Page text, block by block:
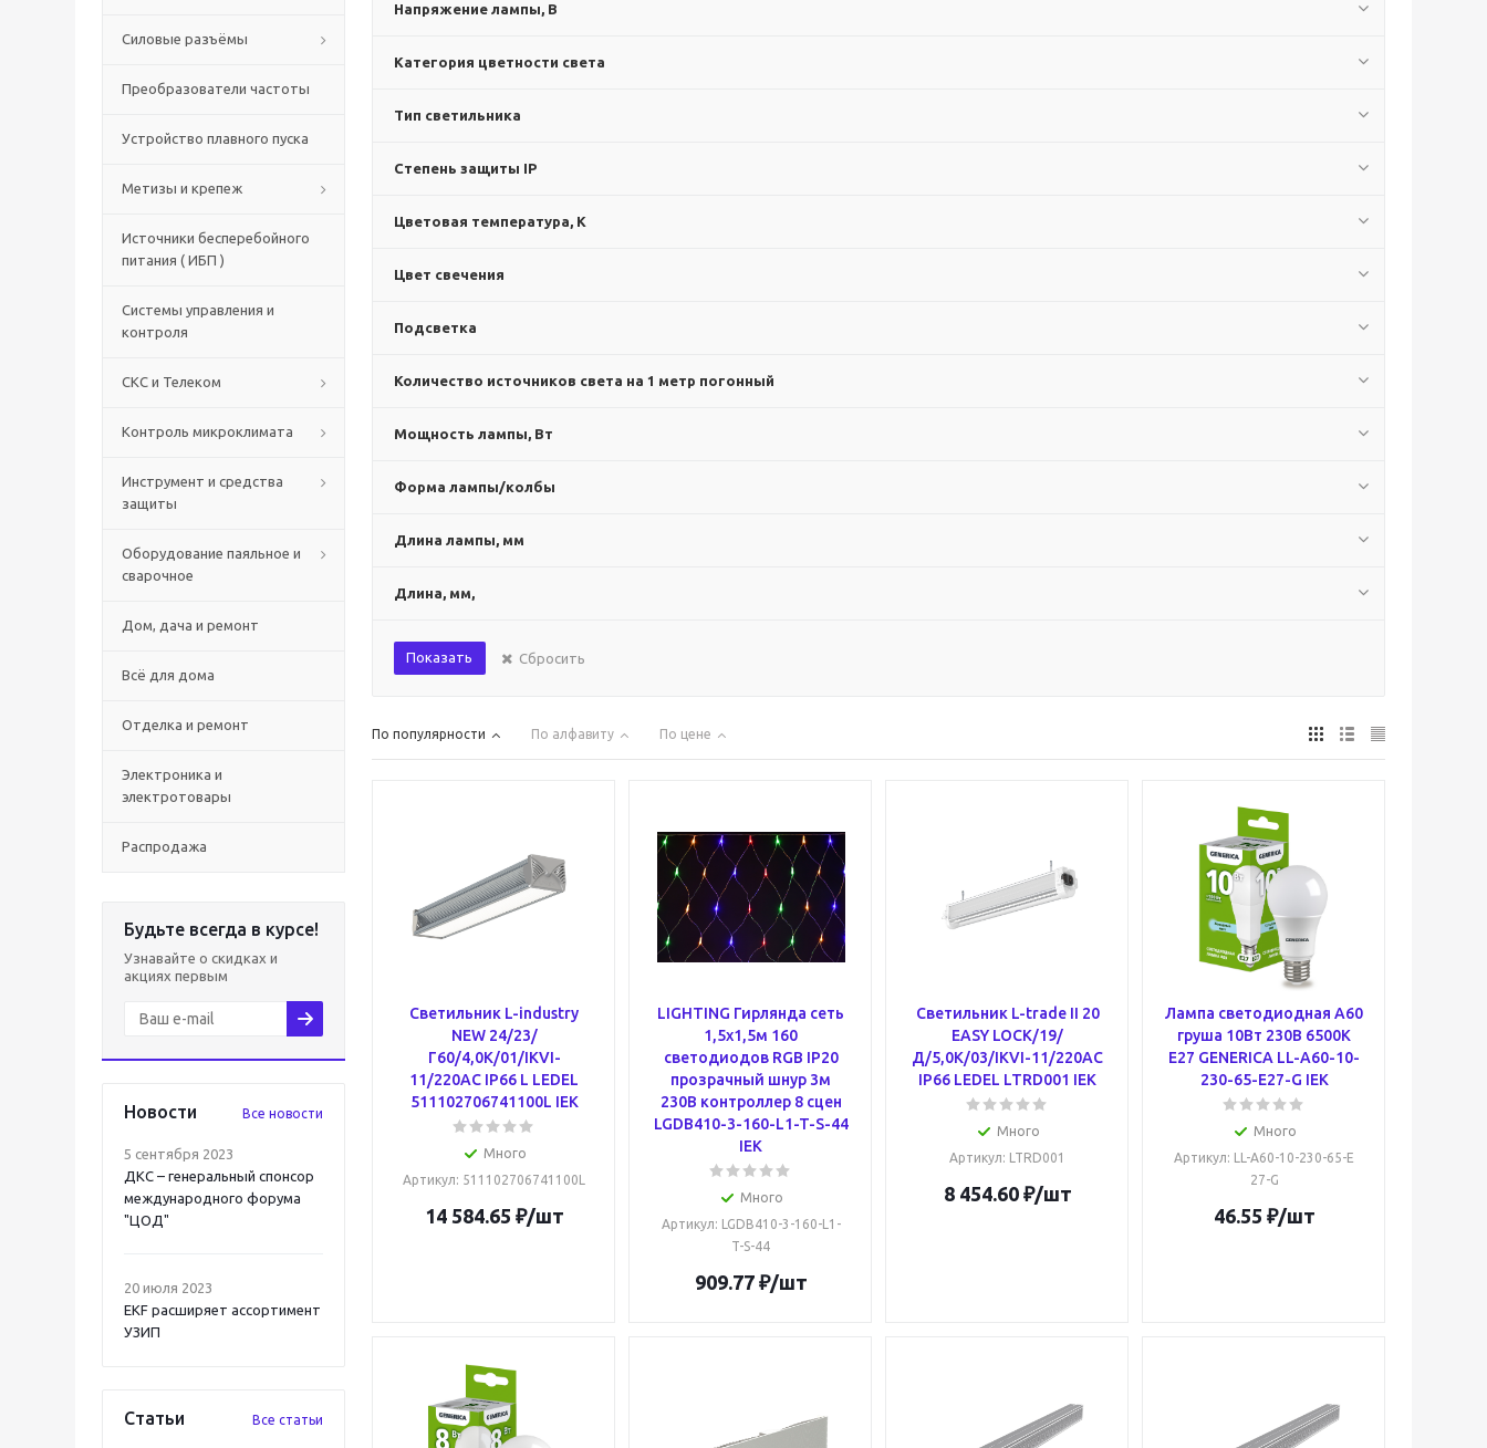
Силовые разъёмы
Преобразователи частоты
Устройство плавного пуска
Метизы и крепеж
Источники бесперебойного
питания ( ИБП )
Системы управления и
контроля
СКС и Телеком
Контроль микроклимата
Инструмент и средства
защиты
Оборудование паяльное и
сварочное
Дом, дача и ремонт
Всё для дома
Отделка и ремонт
Электроника и
электротовары
Распродажа
Будьте всегда в курсе!
Узнавайте о скидках и
акциях первым
Новости Все новости
5 сентября 2023
ДКС – генеральный спонсор
международного форума
"ЦОД"
20 июля 2023
EKF расширяет ассортимент
УЗИП
Статьи Все статьи
Напряжение лампы, В
Категория цветности света
Тип светильника
Степень защиты IP
Цветовая температура, К
Цвет свечения
Подсветка
Количество источников света на 1 метр погонный
Мощность лампы, Вт
Форма лампы/колбы
Длина лампы, мм
Длина, мм,
Показать Сбросить
По популярности По алфавиту По цене
Светильник L-industry
NEW 24/23/
Г60/4,0К/01/IKVI-
11/220AC IP66 L LEDEL
511102706741100L IEK
Много
Артикул: 511102706741100L
14 584.65 ₽/шт
LIGHTING Гирлянда сеть
1,5х1,5м 160
светодиодов RGB IP20
прозрачный шнур 3м
230В контроллер 8 сцен
LGDB410-3-160-L1-T-S-44
IEK
Много
Артикул: LGDB410-3-160-L1-
T-S-44
909.77₽/шт
Светильник L-trade II 20
EASY LOCK/19/
Д/5,0К/03/IKVI-11/220AC
IP66 LEDEL LTRD001 IEK
Много
Артикул: LTRD001
8 454.60₽/шт
Лампа светодиодная A60
груша 10Вт 230В 6500К
E27 GENERICA LL-A60-10-
230-65-E27-G IEK
Много
Артикул: LL-A60-10-230-65-E
27-G
46.55 ₽/шт